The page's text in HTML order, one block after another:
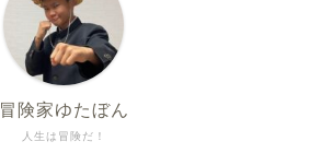
人生は冒険だ！
冒険家ゆたぼん